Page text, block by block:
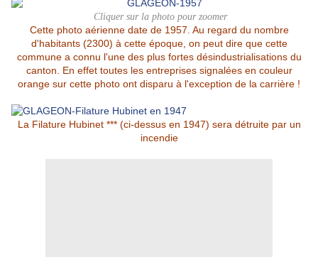
Cliquer sur la photo pour zoomer
Cette photo aérienne date de 1957. Au regard du nombre
d'habitants (2300) à cette époque, on peut dire que cette
commune a connu l'une des plus fortes désindustrialisations du
canton. En effet toutes les entreprises signalées en couleur
orange sur cette photo ont disparu à l'exception de la carrière !
La Filature Hubinet *** (ci-dessus en 1947) sera détruite par un
incendie